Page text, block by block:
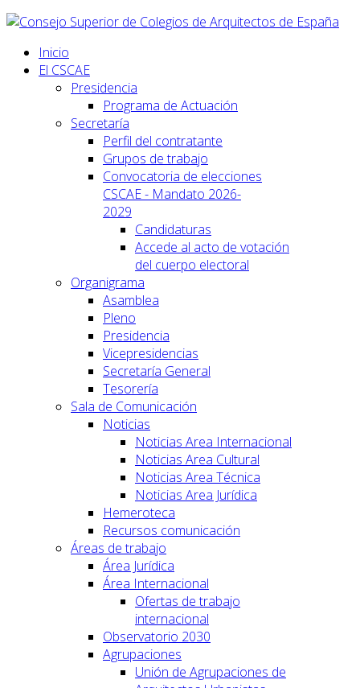
Inicio
El CSCAE
Presidencia
Programa de Actuación
Secretaría
Perfil del contratante
Grupos de trabajo
Convocatoria de elecciones
CSCAE - Mandato 2026-
2029
Candidaturas
Accede al acto de votación
del cuerpo electoral
Organigrama
Asamblea
Pleno
Presidencia
Vicepresidencias
Secretaría General
Tesorería
Sala de Comunicación
Noticias
Noticias Area Internacional
Noticias Area Cultural
Noticias Area Técnica
Noticias Area Jurídica
Hemeroteca
Recursos comunicación
Áreas de trabajo
Área Jurídica
Área Internacional
Ofertas de trabajo
internacional
Observatorio 2030
Agrupaciones
Unión de Agrupaciones de